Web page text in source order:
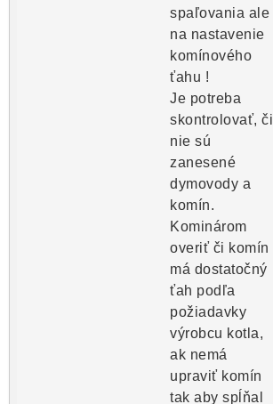
spaľovania ale
na nastavenie
komínového
ťahu !
Je potreba
skontrolovať, či
nie sú
zanesené
dymovody a
komín.
Kominárom
overiť či komín
má dostatočný
ťah podľa
požiadavky
výrobcu kotla,
ak nemá
upraviť komín
tak aby spĺňal